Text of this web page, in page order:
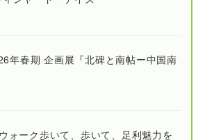
年春期 企画展『北碑と南帖ー中国南
ォーク歩いて、歩いて、足利魅力を